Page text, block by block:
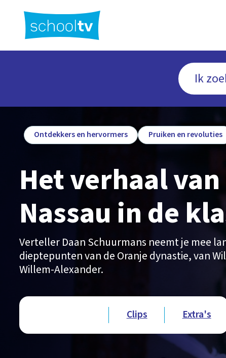
hoofdinhoud
Ontdekkers en hervormers Pruiken en revoluties
Het verhaal
Nassau in de
Verteller Daan Schuurmans neemt je mee
dieptepunten van de Oranje dynastie, van
Willem-Alexander.
Type videos
Clips Extra's